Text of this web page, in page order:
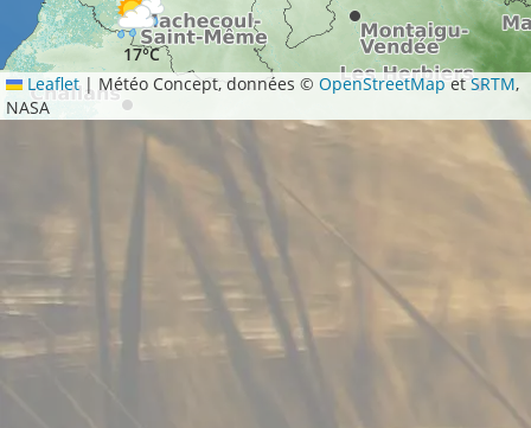
17°C
Leaflet | Météo Concept, données ©OpenStreetMapetSRTM,
NASA